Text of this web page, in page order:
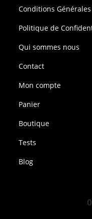
Conditions
Politique de
Qui sommes nous
Contact
Mon compte
Panier
Boutique
Tests
Blog